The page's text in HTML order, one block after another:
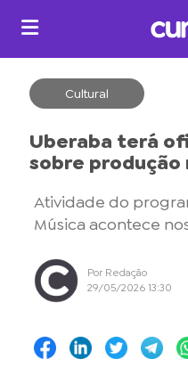
Cultural
Uberaba terá
sobre produção
Atividade do
Música acontece
Por Redação
29/05/2026 13:30